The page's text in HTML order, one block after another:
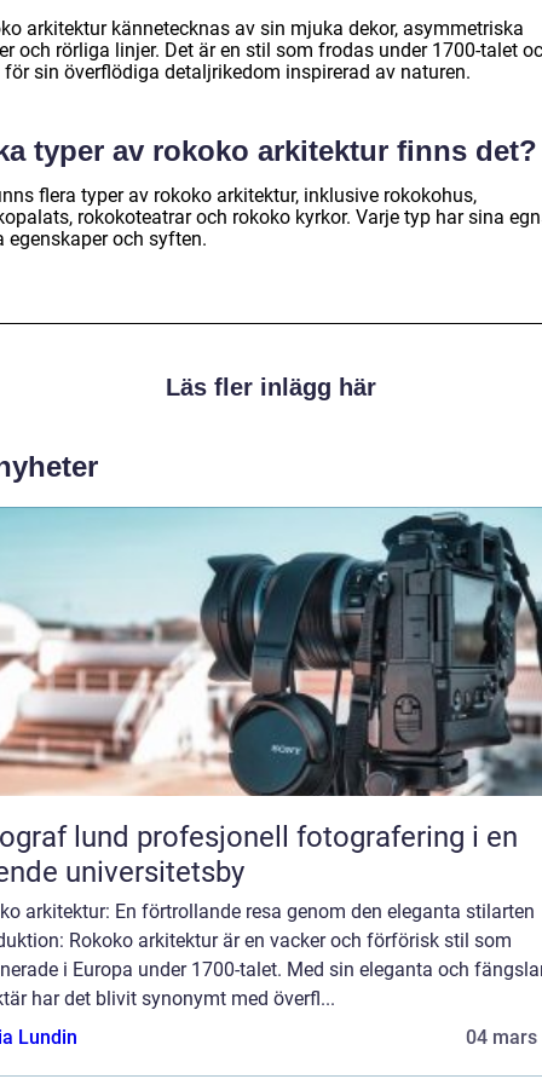
arkitektur kännetecknas av sin mjuka dekor, asymmetriska
och rörliga linjer. Det är en stil som frodas under 1700-talet
för sin överflödiga detaljrikedom inspirerad av naturen.
typer av rokoko arkitektur finns det?
flera typer av rokoko arkitektur, inklusive rokokohus,
rokokoteatrar och rokoko kyrkor. Varje typ har sina
egenskaper och syften.
Läs fler inlägg här
profesjonell fotografering i en
universitetsby
arkitektur: En förtrollande resa genom den eleganta stilarten
Rokoko arkitektur är en vacker och förförisk stil som
i Europa under 1700-talet. Med sin eleganta och
har det blivit synonymt med överfl...
Lundin
04 mars